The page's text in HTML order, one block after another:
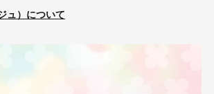
ュ）について